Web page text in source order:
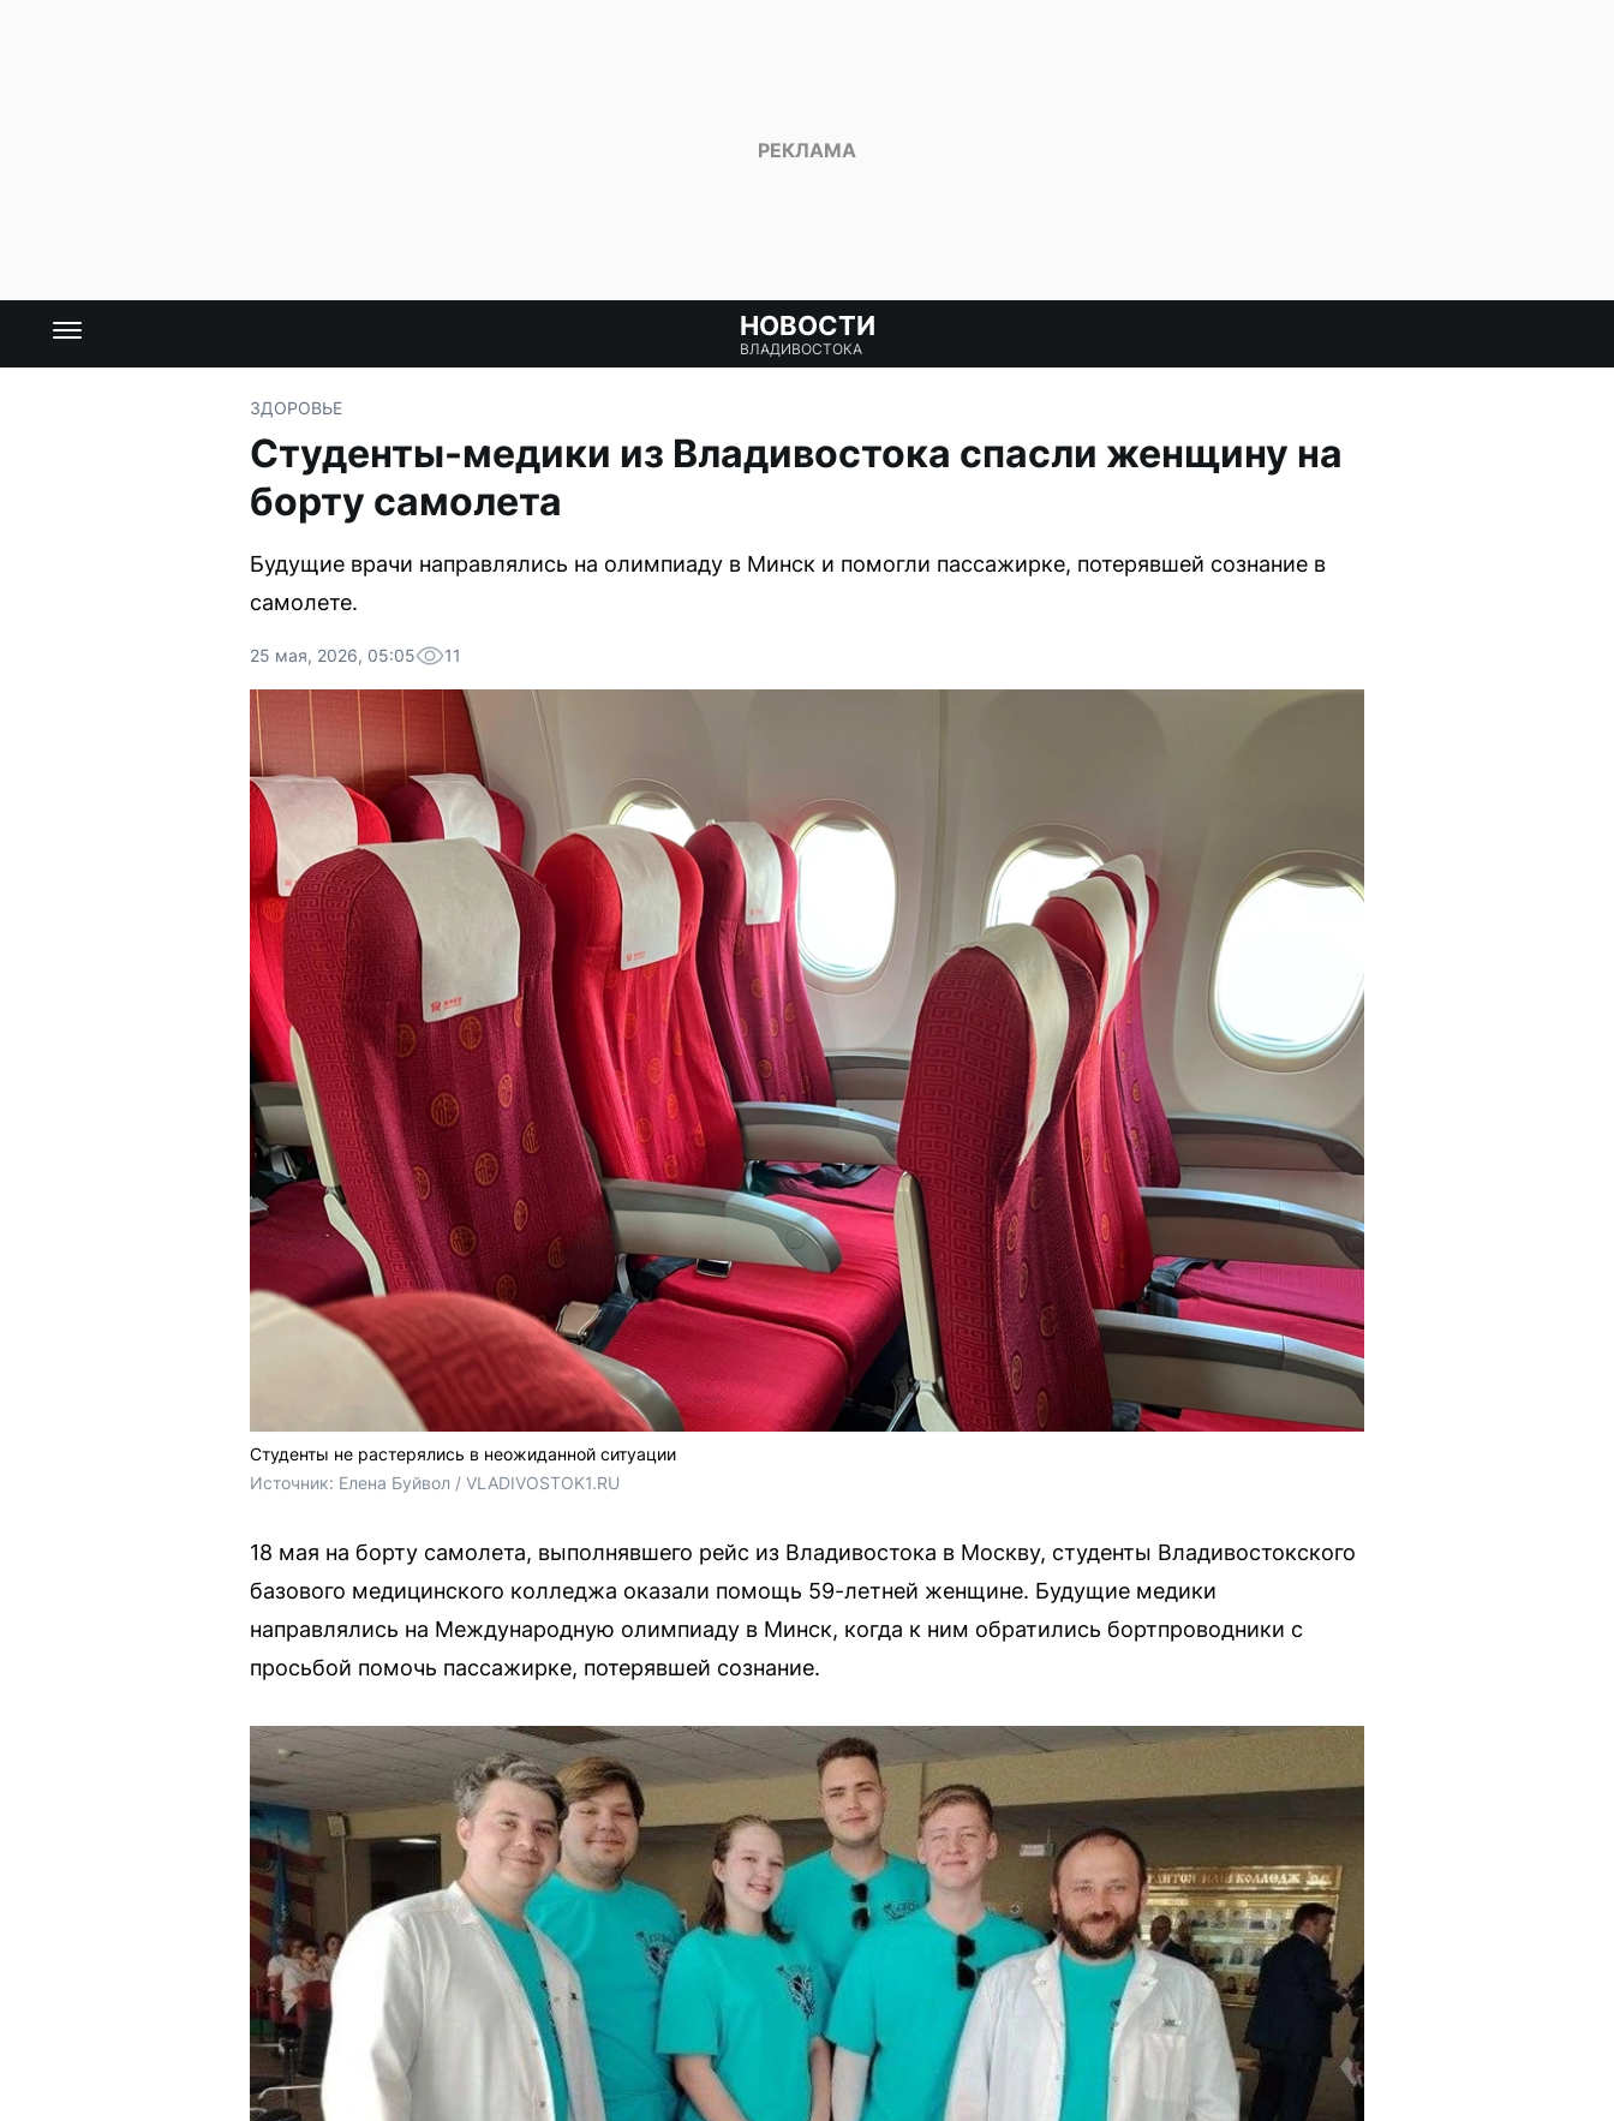
НОВОСТИ
ВЛАДИВОСТОКА
ЗДОРОВЬЕ
Студенты-медики из Владивостока спасли женщину на
борту самолета
Будущие врачи направлялись на олимпиаду в Минск и помогли пассажирке, потерявшей сознание в
самолете.
25 мая, 2026, 05:05 11
Студенты не растерялись в неожиданной ситуации
Источник: Елена Буйвол / VLADIVOSTOK1.RU
18 мая на борту самолета, выполнявшего рейс из Владивостока в Москву, студенты Владивостокского
базового медицинского колледжа оказали помощь 59-летней женщине. Будущие медики
направлялись на Международную олимпиаду в Минск, когда к ним обратились бортпроводники с
просьбой помочь пассажирке, потерявшей сознание.